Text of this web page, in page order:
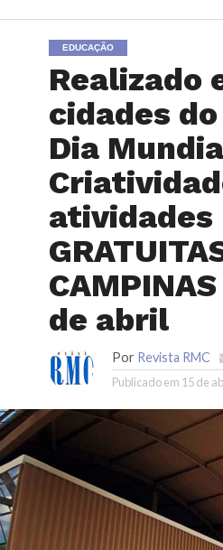
EDUCAÇÃO
Realizado
cidades
Dia
atividades
de abril
Por Revista RMC
Publicado em 15 de